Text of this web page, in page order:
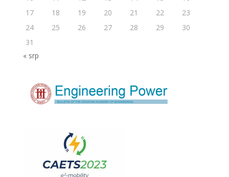
17
18 19 20 21 22
23
24
25 26 27 28 29
30
31
« srp